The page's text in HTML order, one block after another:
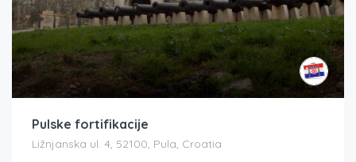
Pulske fortifikacije
Ližnjanska ul. 4, 52100, Pula, Croatia